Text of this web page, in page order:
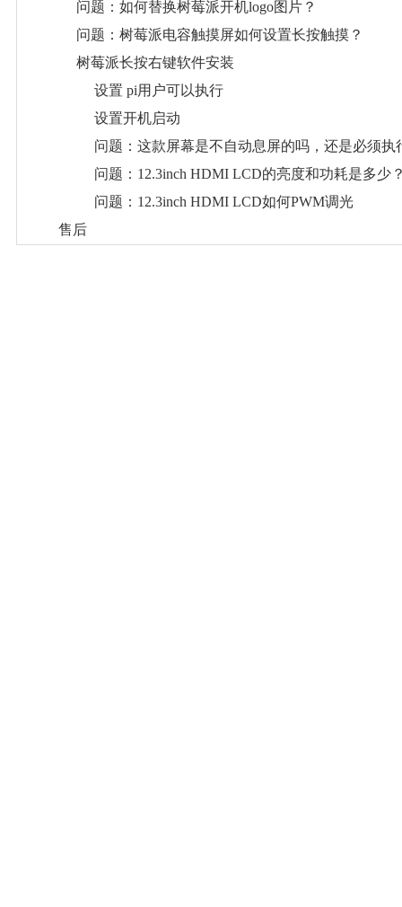
问题：如何替换树莓派开机logo图片？
问题：树莓派电容触摸屏如何设置长按触摸？
树莓派长按右键软件安装
设置 pi用户可以执行
设置开机启动
问题：这款屏幕是不自动息屏的吗，还是必须执
问题：12.3inch HDMI LCD的亮度和功耗是多少
问题：12.3inch HDMI LCD如何PWM调光
售后